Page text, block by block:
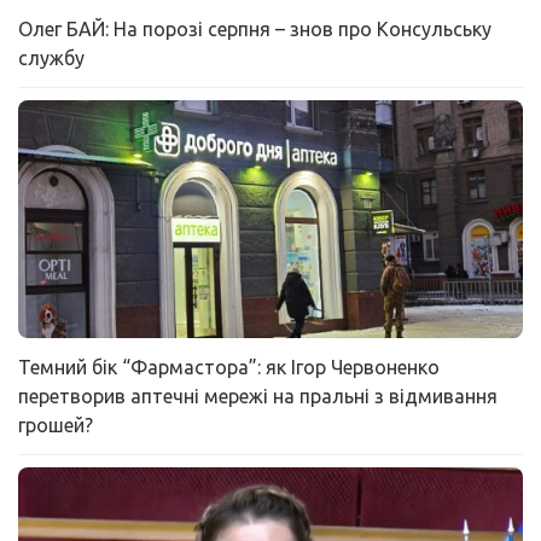
Олег БАЙ: На порозі серпня – знов про Консульську
службу
Темний бік “Фармастора”: як Ігор Червоненко
перетворив аптечні мережі на пральні з відмивання
грошей?